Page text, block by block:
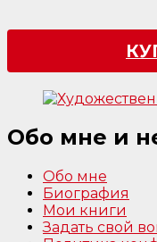
Обо мне и
Обо мне
Биография
Мои книги
Задать свой